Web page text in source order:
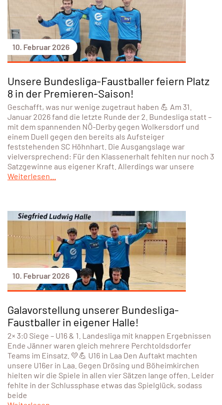
10. Februar 2026
Unsere Bundesliga-Faustballer feiern Platz
8 in der Premieren-Saison!
Geschafft, was nur wenige zugetraut haben 💪 Am 31.
Januar 2026 fand die letzte Runde der 2. Bundesliga statt –
mit dem spannenden NÖ-Derby gegen Wolkersdorf und
einem Duell gegen den bereits als Aufsteiger
feststehenden SC Höhnhart. Die Ausgangslage war
vielversprechend: Für den Klassenerhalt fehlten nur noch 3
Satzgewinne aus eigener Kraft. Allerdings war unsere
Weiterlesen...
10. Februar 2026
Galavorstellung unserer Bundesliga-
Faustballer in eigener Halle!
2× 3:0 Siege – U16 & 1. Landesliga mit knappen Ergebnissen
Ende Jänner waren gleich mehrere Perchtoldsdorfer
Teams im Einsatz. 💛💪 U16 in Laa Den Auftakt machten
unsere U16er in Laa. Gegen Drösing und Böheimkirchen
hielten wir die Spiele in allen vier Sätzen lange offen. Leider
fehlte in der Schlussphase etwas das Spielglück, sodass
beide